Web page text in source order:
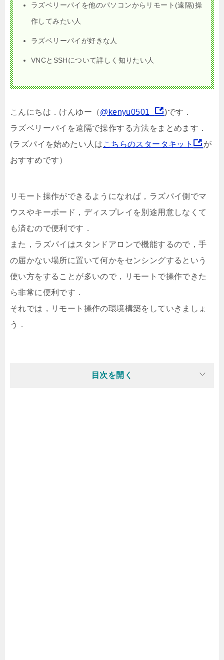
ラズベリーパイを他のパソコンからリモート(遠隔)操
作してみたい人
ラズベリーパイが好きな人
VNCとSSHについて詳しく知りたい人
こんにちは．けんゆー（@kenyu0501_
)です．
ラズベリーパイを遠隔で操作する方法をまとめます．
(ラズパイを始めたい人は こちらのスタータキット
が
おすすめです）
リモート操作ができるようになれば，ラズパイ側でマ
ウスやキーボード，ディスプレイを別途用意しなくて
も済むので便利です．
また，ラズパイはスタンドアロンで機能するので，手
の届かない場所に置いて何かをセンシングするという
使い方をすることが多いので，リモートで操作できた
ら非常に便利です．
それでは，リモート操作の環境構築をしていきましょ
う．
目次を開く